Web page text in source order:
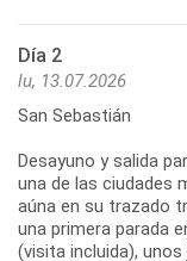
Día 2
lu, 13.07.2026
San Sebastián
Desayuno y salida
una de las ciudades
aúna en su trazado
una primera parada
(visita incluida),